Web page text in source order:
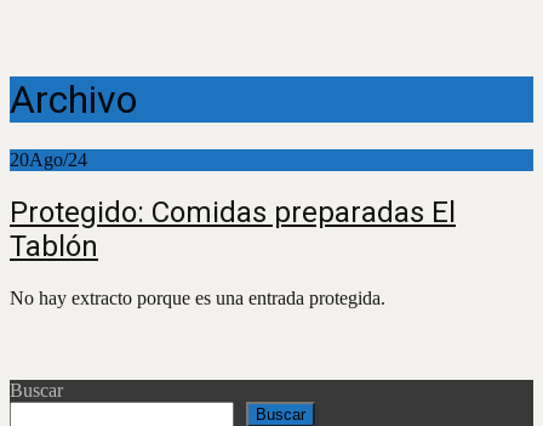
Archivo
20Ago/24
Protegido: Comidas preparadas El
Tablón
No hay extracto porque es una entrada protegida.
Buscar
Buscar